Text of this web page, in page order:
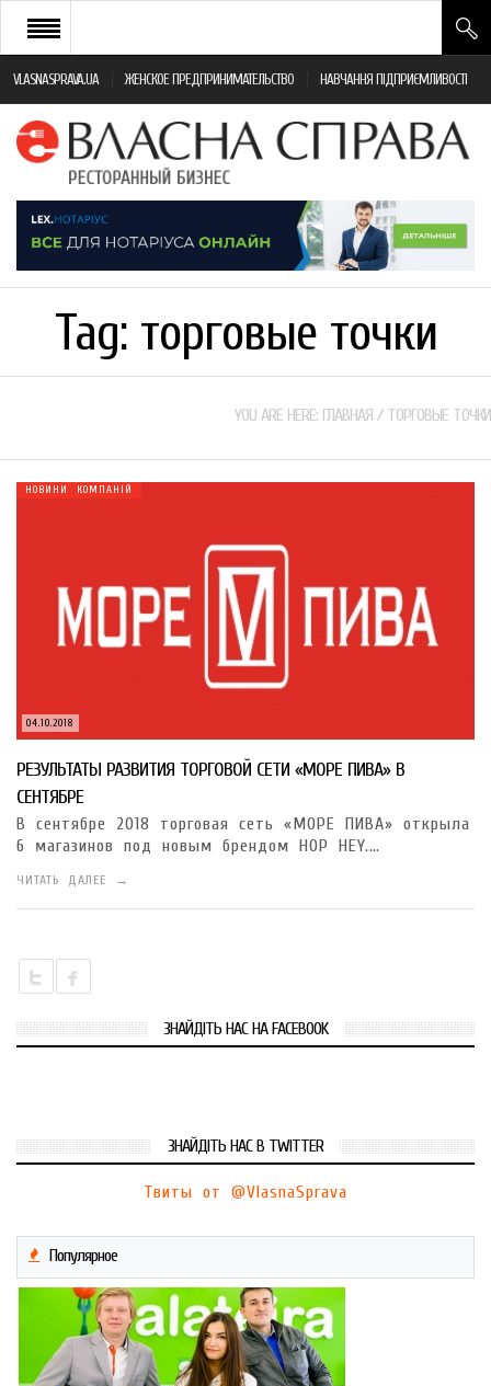
VLASNASPRAVA.UA ЖЕНСКОЕ ПРЕДПРИНИМАТЕЛЬСТВО НАВЧАННЯ ПІДПРИЄМЛИВОСТІ
НОВИНИ РЕСТОРАННОГО БІЗНЕСУ
ЯК ВІДКРИТИ ТА УСПІШНО КЕРУВАТИ
МОНІТОРИНГ ЗАКОНОДАВСТВА
ФРАНЧАЙЗИНГ
Tag: торговые точки
YOU ARE HERE: ГЛАВНАЯ / ТОРГОВЫЕ ТОЧКИ
04.10.2018
НОВИНИ КОМПАНІЙ
РЕЗУЛЬТАТЫ РАЗВИТИЯ ТОРГОВОЙ СЕТИ «МОРЕ ПИВА» В
СЕНТЯБРЕ
В сентябре 2018 торговая сеть «МОРЕ ПИВА» открыла
6 магазинов под новым брендом HOP HEY.…
ЧИТАТЬ ДАЛЕЕ →
ЗНАЙДІТЬ НАС НА FACEBOOK
ЗНАЙДІТЬ НАС В TWITTER
Твиты от @VlasnaSprava
Популярное